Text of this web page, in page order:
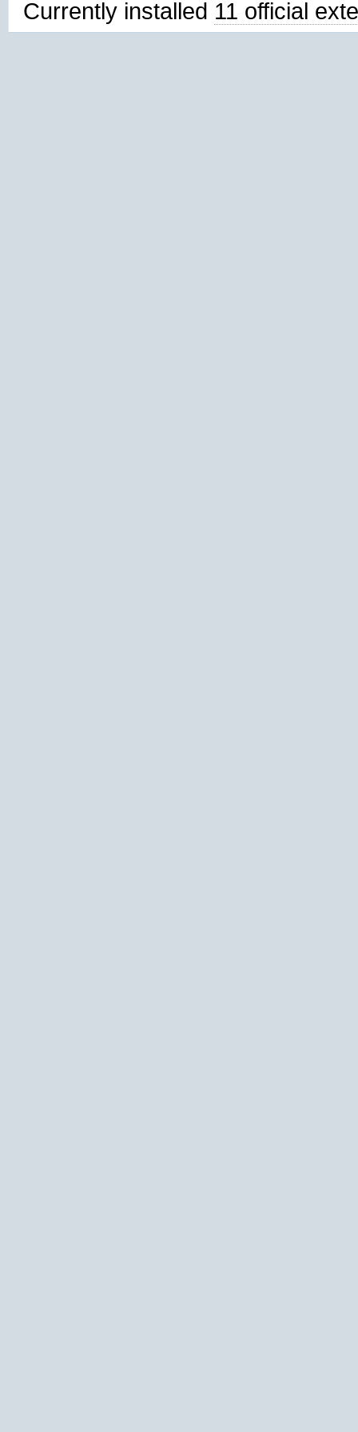
Currently installed 11 official